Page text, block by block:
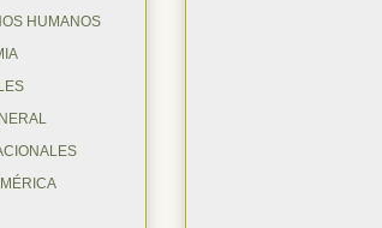
HUMANOS